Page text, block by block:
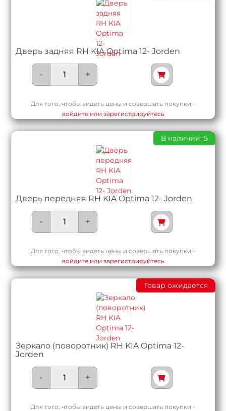
Дверь задняя RH KIA Optima 12- Jorden
- +
Для того, чтобы видеть цены и совершать покупки -
войдите или зарегистрируйтесь
Дверь передняя RH KIA Optima 12- Jorden
В наличии: 5
- +
Для того, чтобы видеть цены и совершать покупки -
войдите или зарегистрируйтесь
Зеркало (поворотник) RH KIA Optima 12-
Jorden
Товар ожидается
- +
Для того, чтобы видеть цены и совершать покупки -